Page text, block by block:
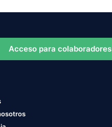
Acceso para colaboradores